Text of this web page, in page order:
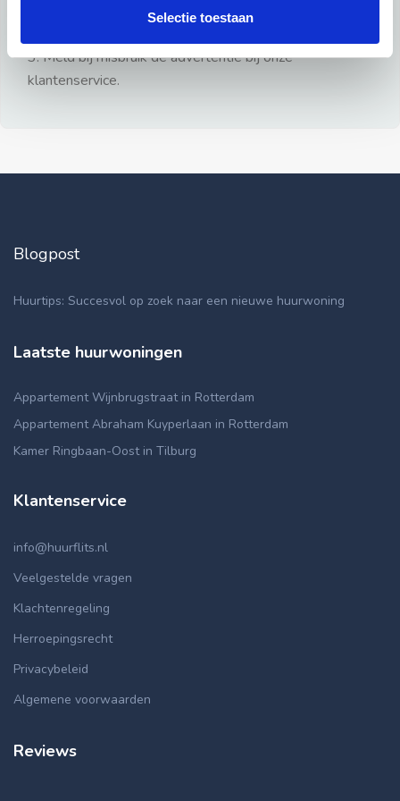
Selectie toestaan
3: Meld bij misbruik de advertentie bij onze
klantenservice.
Blogpost
Huurtips: Succesvol op zoek naar een nieuwe huurwoning
Laatste huurwoningen
Appartement Wijnbrugstraat in Rotterdam
Appartement Abraham Kuyperlaan in Rotterdam
Kamer Ringbaan-Oost in Tilburg
Klantenservice
info@huurflits.nl
Veelgestelde vragen
Klachtenregeling
Herroepingsrecht
Privacybeleid
Algemene voorwaarden
Reviews